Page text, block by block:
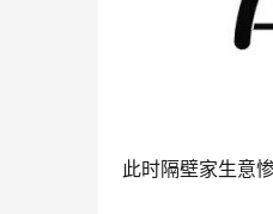
此时隔壁家生意